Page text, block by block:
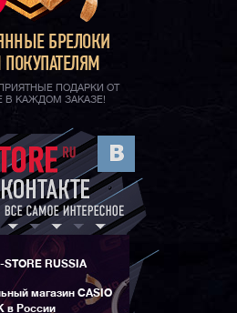
БРЕЛОКИ
ПОКУПАТЕЛЯМ
ПОДАРКИ ОТ
В КАЖДОМ ЗАКАЗЕ!
STORE RUSSIA
магазин CASIO
в России